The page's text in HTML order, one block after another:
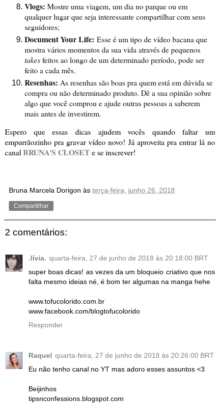
Vlogs: Mostre uma viagem, um dia no parque ou em
qualquer lugar que seja interessante compartilhar com seus
seguidores;
Document Your Life: Esse é um tipo de vídeo bacana que
mostra vários momentos da sua vida através de pequenos
takesfeitos ao longo de um determinado período, pode ser
feito a cada mês.
Resenhas: As resenhas são boas pra quem está em dúvida se
compra ou não determinado produto. Dê a sua opinião sobre
algo que você comprou e ajude outras pessoas a saberem
mais antes de investirem.
Espero que essas dicas ajudem vocês quando faltar um
empurrãozinho pra gravar vídeo novo! Já aproveita pra entrar lá no
canal BRUNA'S CLOSET e se inscrever!
Bruna Marcela Dorigon às terça-feira, junho 26, 2018
Compartilhar
2 comentários:
.lívia. quarta-feira, 27 de junho de 2018 às 20:18:00 BRT
super boas dicas! as vezes da um bloqueio criativo que nos
falta mesmo ideias né, é bom ter algumas na manga hehe
www.tofucolorido.com.br
www.facebook.com/blogtofucolorido
Responder
Raquel quarta-feira, 27 de junho de 2018 às 20:26:00 BRT
Eu não tenho canal no YT mas adoro esses assuntos <3
Beijinhos
tipsnconfessions.blogspot.com